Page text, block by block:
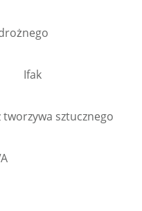
Ifak
sztucznego